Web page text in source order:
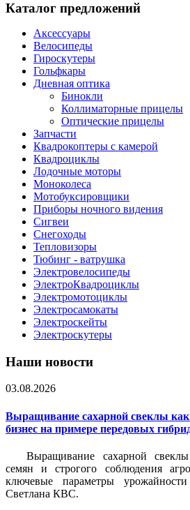
Каталог предложений
Аксессуары
Велосипеды
Гироскутеры
Гольфкары
Дневная оптика
Бинокли
Коллиматорные прицелы
Оптические прицелы
Запчасти
Квадрокоптеры с камерой
Квадроциклы
Лодочные моторы
Моноколеса
Мотобуксировщики
Приборы ночного видения
Сигвеи
Снегоходы
Тепловизоры
Тюбинг - ватрушка
Электровелосипеды
ЭлектроКвадроциклы
Электромотоциклы
Электросамокаты
Электроскейты
Электроскутеры
Наши новости
03.08.2026
Выращивание сахарной свеклы
бизнес на примере передовых
Выращивание сахарной свеклы
семян и строгого соблюдения
ключевые параметры
Светлана КВС.